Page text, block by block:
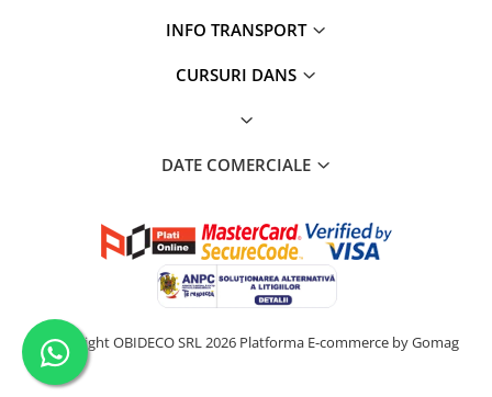
INFO TRANSPORT
CURSURI DANS
DATE COMERCIALE
©Copyright OBIDECO SRL 2026 Platforma E-commerce by Gomag